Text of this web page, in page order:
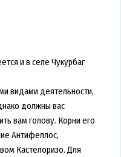
и в селе Чукурбаг
видами деятельности,
должны вас
вам голову. Корни его
Антифеллос,
Кастелоризо. Для